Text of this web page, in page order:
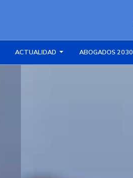
ACTUALIDAD ABOGADOS 2030